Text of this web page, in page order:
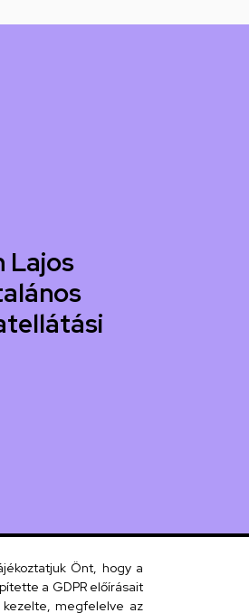
Lajos
Önt, hogy a
a GDPR előírásait
megfelelve az